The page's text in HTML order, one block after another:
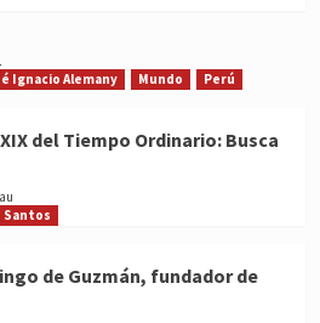
Ignacio Alemany Mundo Perú
del Tiempo Ordinario: Busca
Santos
de Guzmán, fundador de